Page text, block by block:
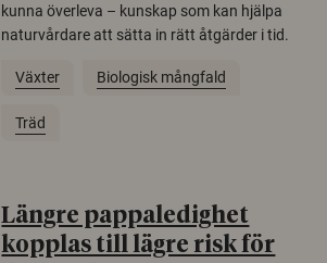
kunna överleva – kunskap som kan hjälpa
naturvårdare att sätta in rätt åtgärder i tid.
Växter Biologisk mångfald
Träd
Längre pappaledighet
kopplas till lägre risk för